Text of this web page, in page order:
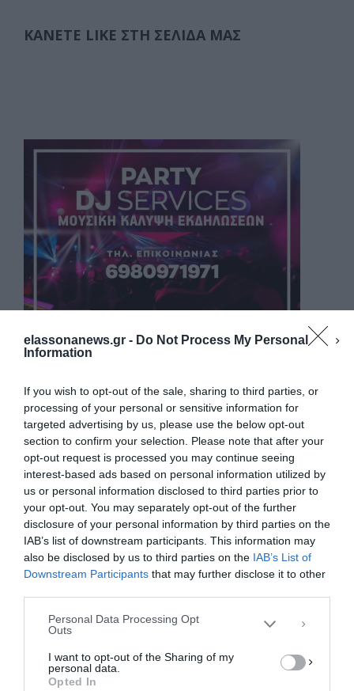
elassonanews.gr - Do Not Process My Personal
Information
If you wish to opt-out of the sale, sharing to third parties, or
processing of your personal or sensitive information for
targeted advertising by us, please use the below opt-out
section to confirm your selection. Please note that after your
opt-out request is processed you may continue seeing
interest-based ads based on personal information utilized by
us or personal information disclosed to third parties prior to
your opt-out. You may separately opt-out of the further
disclosure of your personal information by third parties on the
IAB’s list of downstream participants. This information may
also be disclosed by us to third parties on the IAB’s List of
Downstream Participants that may further disclose it to other
Personal Data Processing Opt
Outs
I want to opt-out of the Sharing of my
personal data.
Opted In
Διαχείριση Συγκατάθεσης
Για να παρέχουμε την καλύτερη εμπειρία, χρησιμοποιούμε τεχνολογίες όπως
cookies για την αποθήκευση ή/και την πρόσβαση σε πληροφορίες συσκευών.
Η συγκατάθεση για τις εν λόγω τεχνολογίες θα μας επιτρέψει να
επεξεργαστούμε δεδομένα προσωπικού χαρακτήρα, όπως συμπεριφορά
περιήγησης ή μοναδικά αναγνωριστικά σε αυτόν τον ιστότοπο. Η μη
συγκατάθεση ή η ανάκληση της συγκατάθεσης, μπορεί να επηρεάσει
αρνητικά ορισμένες λειτουργίες και δυνατότητες.
ΚΆΝΕΤΕ LIKE ΣΤΗ ΣΕΛΊΔΑ ΜΑΣ